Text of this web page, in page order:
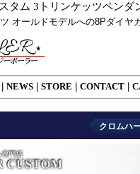
タム 3トリンケッツペンダ
オールドモデルへの8Pダイヤ
NEWS STORE CONTACT
クロムハ